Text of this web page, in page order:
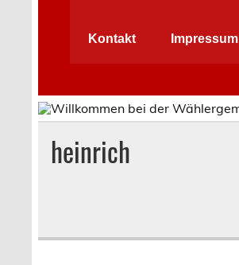
Kontakt Impressum
heinrich